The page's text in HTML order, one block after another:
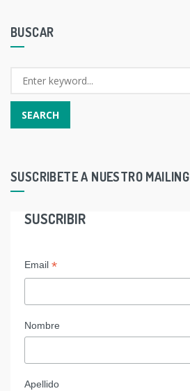
BUSCAR
SUSCRIBETE A NUESTRO MAILING
SUSCRIBIR
Email *
Nombre
Apellido